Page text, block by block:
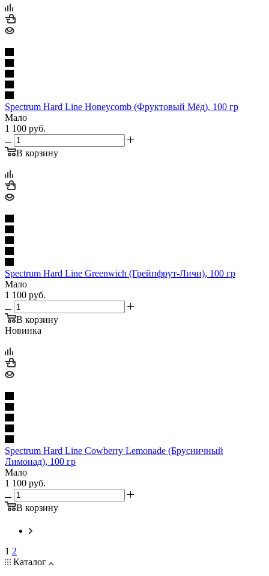
Spectrum Hard Line Honeycomb (Фруктовый Мёд), 100 гр
Мало
1 100 руб.
В корзину
Spectrum Hard Line Greenwich (Грейпфрут-Личи), 100 гр
Мало
1 100 руб.
В корзину
Новинка
Spectrum Hard Line Cowberry Lemonade (Брусничный
Лимонад), 100 гр
Мало
1 100 руб.
В корзину
1 2
Каталог